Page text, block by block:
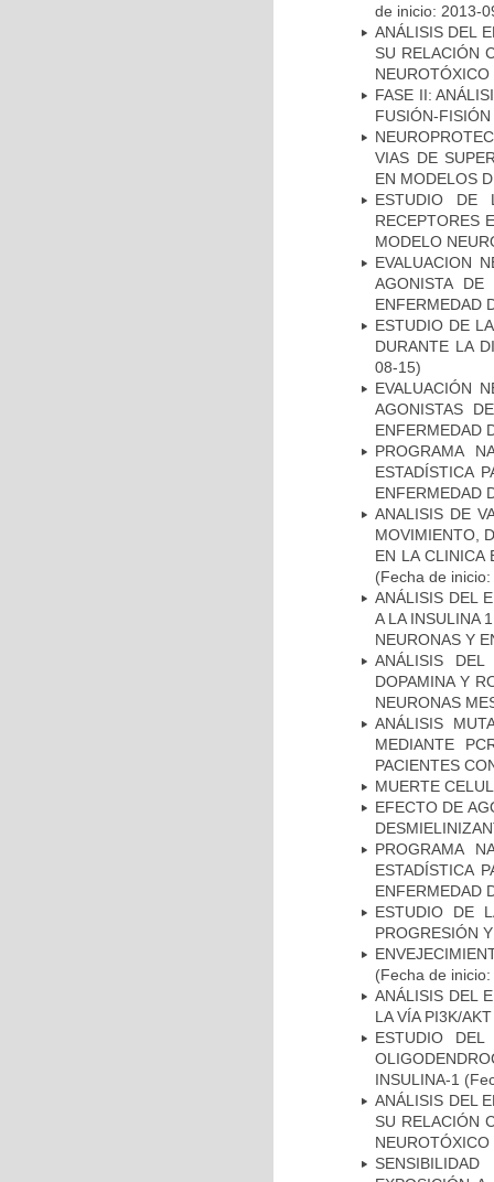
de inicio: 2013-
ANÁLISIS DEL
SU RELACIÓN
NEUROTÓXICO
FASE II:
FUSIÓN-
VIAS DE
EN MODELOS
ESTUDIO DE
RECEPTORES
MODELO
EVALUACION
AGONISTA
ENFERMEDAD
ESTUDIO DE
DURANTE LA
08-15)
EVALUACIÓN
AGONISTAS
ENFERMEDAD
PROGRAMA
ESTADÍSTICA
ENFERMEDAD
ANALISIS DE
MOVIMIENTO,
EN LA CLINICA
(Fecha de
ANÁLISIS DEL
A LA INSULINA
NEURONAS Y
ANÁLISIS
DOPAMINA Y
NEURONAS
ANÁLISIS
MEDIANTE
PACIENTES
MUERTE
EFECTO DE
PROGRAMA
ESTADÍSTICA
ENFERMEDAD
ESTUDIO DE
PROGRESIÓN
(Fecha de
ANÁLISIS DEL
LA VÍA PI3K/
ESTUDIO
INSULINA-1
ANÁLISIS DEL
SU RELACIÓN
NEUROTÓXICO